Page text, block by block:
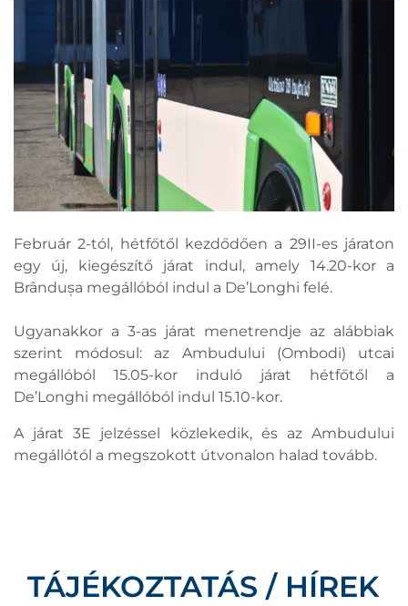
Február 2-tól, hétfőtől kezdődően a 29II-es járaton
egy új, kiegészítő járat indul, amely 14.20-kor a
Brândușa megállóból indul a De’Longhi felé.
Ugyanakkor a 3-as járat menetrendje az alábbiak
szerint módosul: az Ambudului (Ombodi) utcai
megállóból 15.05-kor induló járat hétfőtől a
De’Longhi megállóból indul 15.10-kor.
A járat 3E jelzéssel közlekedik, és az Ambudului
megállótól a megszokott útvonalon halad tovább.
TÁJÉKOZTATÁS / HÍREK